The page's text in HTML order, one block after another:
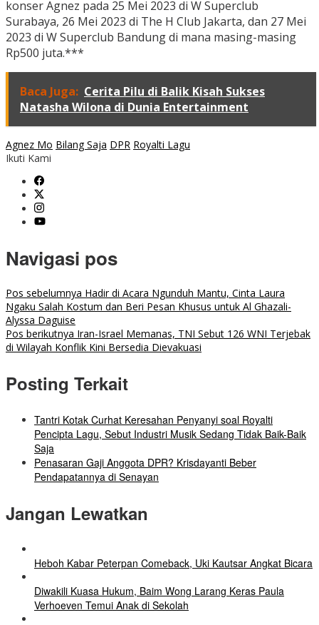
konser Agnez pada 25 Mei 2023 di W Superclub
Surabaya, 26 Mei 2023 di The H Club Jakarta, dan 27 Mei
2023 di W Superclub Bandung di mana masing-masing
Rp500 juta.***
Baca Juga: Cerita Pilu di Balik Kisah Sukses
Natasha Wilona di Dunia Entertainment
Agnez Mo Bilang Saja DPR Royalti Lagu
Ikuti Kami
Navigasi pos
Pos sebelumnya Hadir di Acara Ngunduh Mantu, Cinta Laura
Ngaku Salah Kostum dan Beri Pesan Khusus untuk Al Ghazali-
Alyssa Daguise
Pos berikutnya Iran-Israel Memanas, TNI Sebut 126 WNI Terjebak
di Wilayah Konflik Kini Bersedia Dievakuasi
Posting Terkait
Tantri Kotak Curhat Keresahan Penyanyi soal Royalti
Pencipta Lagu, Sebut Industri Musik Sedang Tidak Baik-Baik
Saja
Penasaran Gaji Anggota DPR? Krisdayanti Beber
Pendapatannya di Senayan
Jangan Lewatkan
Heboh Kabar Peterpan Comeback, Uki Kautsar Angkat Bicara
Diwakili Kuasa Hukum, Baim Wong Larang Keras Paula
Verhoeven Temui Anak di Sekolah